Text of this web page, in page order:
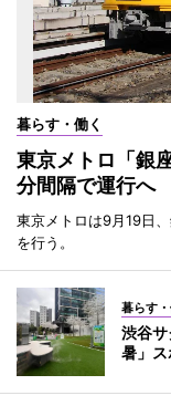
暮らす・働く
東京メトロ「銀
分間隔で運行へ
東京メトロは9月19日
を行う。
暮らす・
渋谷
暑」ス